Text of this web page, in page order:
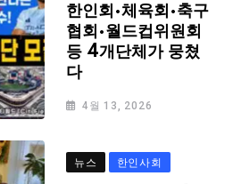
한인회·체육회·축구
협회·월드컵위원회
등 4개단체가 뭉쳤
다
4월 13, 2026
뉴스 한인사회